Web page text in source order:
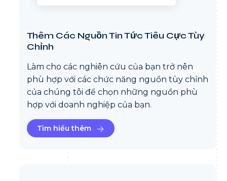
Thêm Các Nguồn Tin Tức Tiêu Cực Tùy
Chỉnh
Làm cho các nghiên cứu của bạn trở nên
phù hợp với các chức năng nguồn tùy chỉnh
của chúng tôi để chọn những nguồn phù
hợp với doanh nghiệp của bạn.
Tìm hiểu thêm